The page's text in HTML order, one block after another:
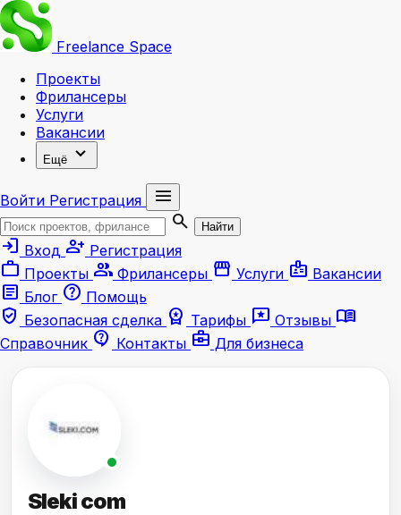
Freelance Space
Проекты
Фрилансеры
Услуги
Вакансии
Ещё expand_more
Войти Регистрация
menu
search
Найти
login Вход person_add Регистрация
work Проекты group Фрилансеры storefront Услуги badge Вакансии
article Блог help Помощь
verified_user Безопасная сделка workspace_premium Тарифы reviews Отзывы menu_book
Справочник contact_support Контакты business_center Для бизнеса
Sleki com